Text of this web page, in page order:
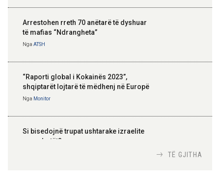
Arrestohen rreth 70 anëtarë të dyshuar
të mafias “Ndrangheta”
Nga ATSH
“Raporti global i Kokainës 2023”,
shqiptarët lojtarë të mëdhenj në Europë
Nga Monitor
Si bisedojnë trupat ushtarake izraelite
me robotët?
TË GJITHA